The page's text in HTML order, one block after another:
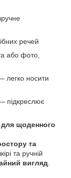
речей
або фото,
легко носити
підкреслює
для щоденного
та
та ручній
вигляд.